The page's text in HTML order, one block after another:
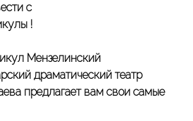
с
!
Мензелинский
драматический театр
предлагает вам свои самые